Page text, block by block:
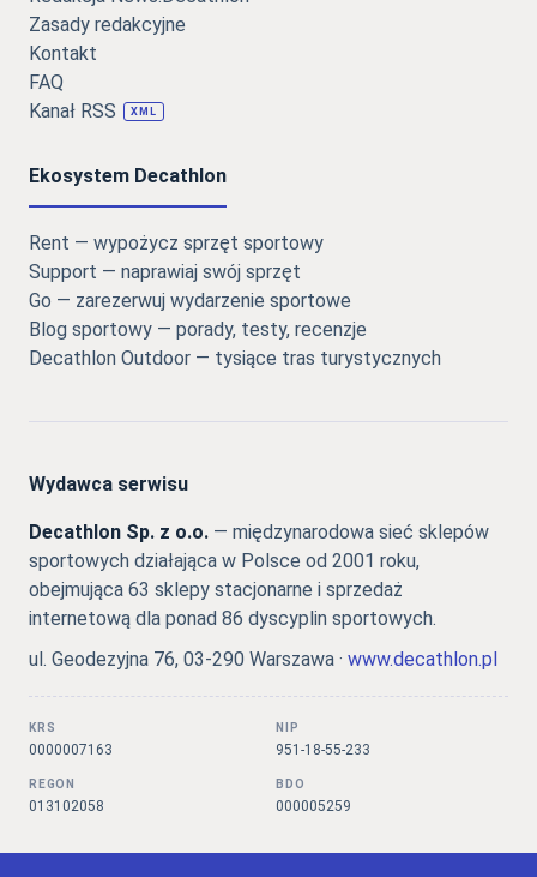
Zasady redakcyjne
Kontakt
FAQ
Kanał RSS
XML
Ekosystem Decathlon
Rent — wypożycz sprzęt sportowy
Support — naprawiaj swój sprzęt
Go — zarezerwuj wydarzenie sportowe
Blog sportowy — porady, testy, recenzje
Decathlon Outdoor — tysiące tras turystycznych
Wydawca serwisu
Decathlon Sp. z o.o. — międzynarodowa sieć sklepów
sportowych działająca w Polsce od 2001 roku,
obejmująca 63 sklepy stacjonarne i sprzedaż
internetową dla ponad 86 dyscyplin sportowych.
ul. Geodezyjna 76, 03-290 Warszawa · www.decathlon.pl
KRS
0000007163
NIP
951-18-55-233
REGON
013102058
BDO
000005259